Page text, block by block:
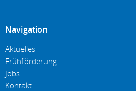
Navigation
Aktuelles
Frühförderung
Jobs
Kontakt